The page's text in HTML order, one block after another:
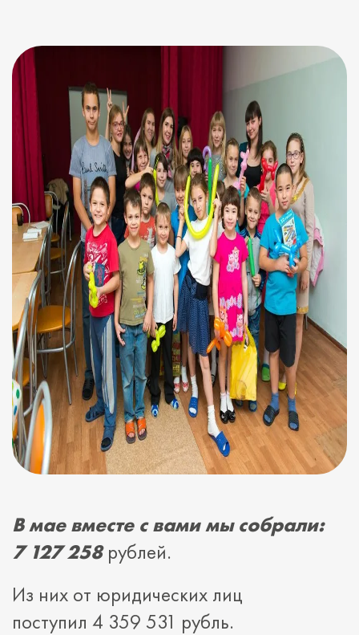
В мае вместе с вами мы собрали:
7 127 258рублей.
Из них от юридических лиц
поступил 4 359 531 рубль.